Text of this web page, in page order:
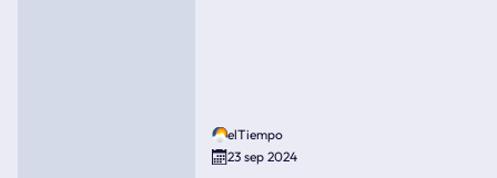
elTiempo
23 sep 2024